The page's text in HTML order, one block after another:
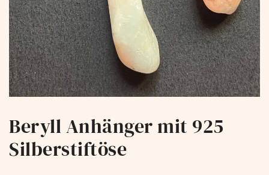
Beryll Anhänger mit 925
Silberstiftöse